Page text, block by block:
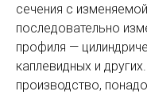
сечения с
последовательно
профиля —
каплевидных и
производство,